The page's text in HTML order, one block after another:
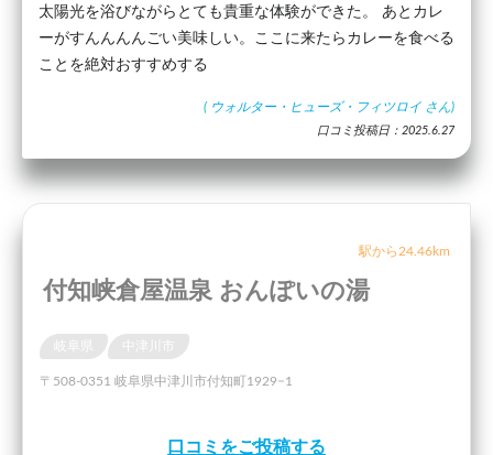
太陽光を浴びながらとても貴重な体験ができた。 あとカレ
ーがすんんんんごい美味しい。ここに来たらカレーを食べる
ことを絶対おすすめする
( ウォルター・ヒューズ・フィツロイ さん)
口コミ投稿日：2025.6.27
駅から24.46km
付知峡倉屋温泉 おんぽいの湯
岐阜県
〒508-0351 岐阜県中津川市付知町1929−1
口コミをご投稿する